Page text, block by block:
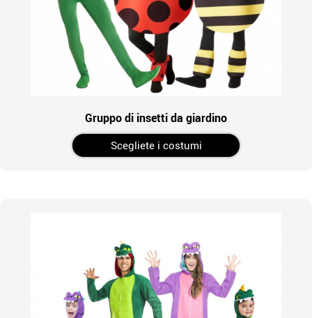
Gruppo di insetti da giardino
Scegliete i costumi